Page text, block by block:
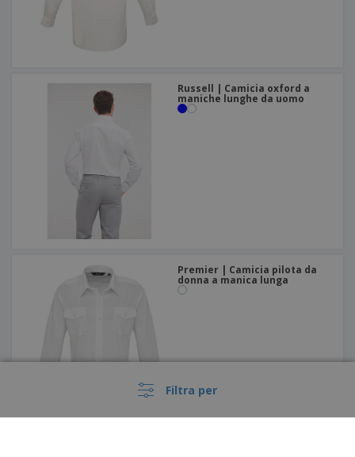
Filtra per
Russell | Camicia oxford a
maniche lunghe da uomo
Premier | Camicia pilota da
donna a manica lunga